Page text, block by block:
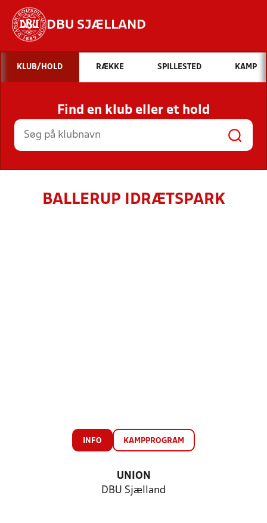
DBU SJÆLLAND
Hvad vil du søge efter?
INDHOLD OG NYHEDER
STILLINGER, RESULTATER, KLUBBER OG
HOLD
KLUB/HOLD RÆKKE SPILLESTED KAMP
Find en klub eller et hold
BALLERUP IDRÆTSPARK
INFO KAMPPROGRAM
UNION
DBU Sjælland